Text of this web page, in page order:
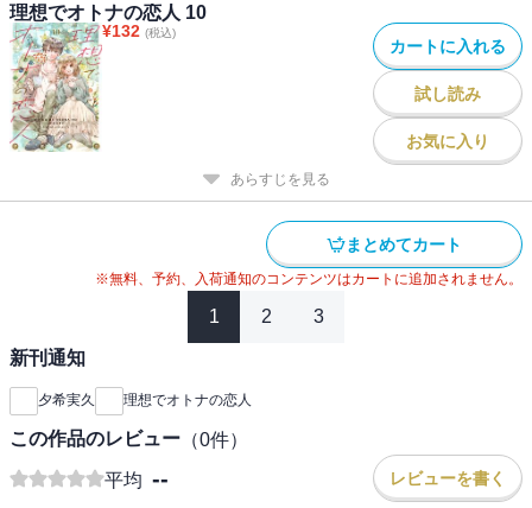
理想でオトナの恋人 10
¥132 (税込)
カートに入れる
試し読み
お気に入り
あらすじを見る
まとめてカート
※無料、予約、入荷通知のコンテンツはカートに追加されません。
1 2 3
新刊通知
夕希実久 理想でオトナの恋人
この作品のレビュー （0件）
平均 -- レビューを書く